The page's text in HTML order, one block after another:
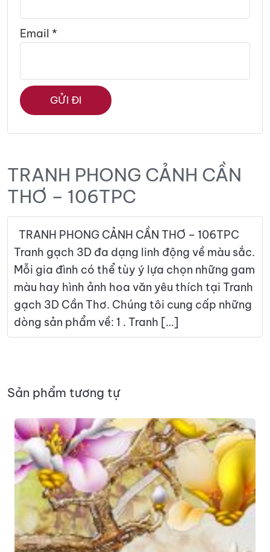
Email *
TRANH PHONG CẢNH CẦN
THƠ – 106TPC
TRANH PHONG CẢNH CẦN THƠ – 106TPC
Tranh gạch 3D đa dạng linh động về màu sắc.
Mỗi gia đình có thể tùy ý lựa chọn những gam
màu hay hình ảnh hoa văn yêu thích tại Tranh
gạch 3D Cần Thơ. Chúng tôi cung cấp những
dòng sản phẩm về: 1 . Tranh […]
Sản phẩm tương tự